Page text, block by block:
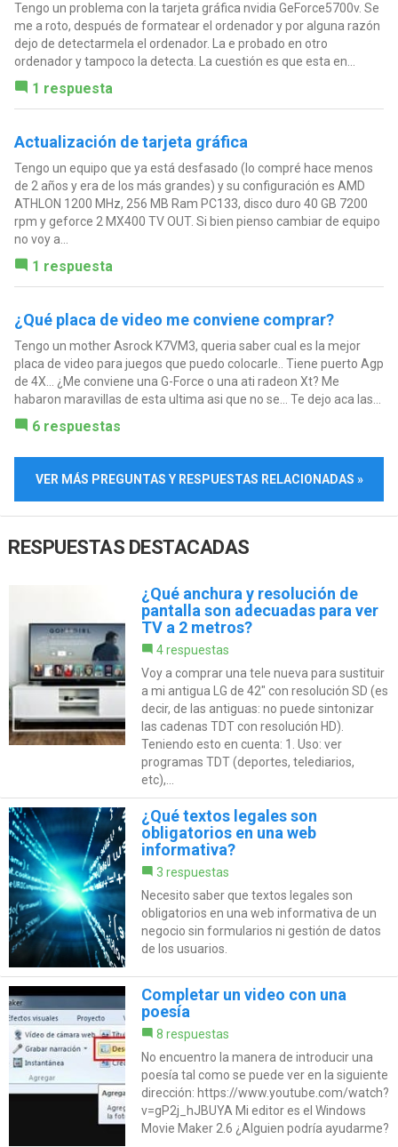
Tengo un problema con la tarjeta gráfica nvidia GeForce5700v. Se
me a roto, después de formatear el ordenador y por alguna razón
dejo de detectarmela el ordenador. La e probado en otro
ordenador y tampoco la detecta. La cuestión es que esta en...
1 respuesta
Actualización de tarjeta gráfica
Tengo un equipo que ya está desfasado (lo compré hace menos
de 2 años y era de los más grandes) y su configuración es AMD
ATHLON 1200 MHz, 256 MB Ram PC133, disco duro 40 GB 7200
rpm y geforce 2 MX400 TV OUT. Si bien pienso cambiar de equipo
no voy a...
1 respuesta
¿Qué placa de video me conviene comprar?
Tengo un mother Asrock K7VM3, queria saber cual es la mejor
placa de video para juegos que puedo colocarle.. Tiene puerto Agp
de 4X... ¿Me conviene una G-Force o una ati radeon Xt? Me
habaron maravillas de esta ultima asi que no se... Te dejo aca las...
6 respuestas
VER MÁS PREGUNTAS Y RESPUESTAS RELACIONADAS »
RESPUESTAS DESTACADAS
¿Qué anchura y resolución de
pantalla son adecuadas para ver
TV a 2 metros?
4 respuestas
Voy a comprar una tele nueva para sustituir
a mi antigua LG de 42" con resolución SD (es
decir, de las antiguas: no puede sintonizar
las cadenas TDT con resolución HD).
Teniendo esto en cuenta: 1. Uso: ver
programas TDT (deportes, telediarios,
etc),...
¿Qué textos legales son
obligatorios en una web
informativa?
3 respuestas
Necesito saber que textos legales son
obligatorios en una web informativa de un
negocio sin formularios ni gestión de datos
de los usuarios.
Completar un video con una
poesía
8 respuestas
No encuentro la manera de introducir una
poesía tal como se puede ver en la siguiente
dirección: https://www.youtube.com/watch?
v=gP2j_hJBUYA Mi editor es el Windows
Movie Maker 2.6 ¿Alguien podría ayudarme?